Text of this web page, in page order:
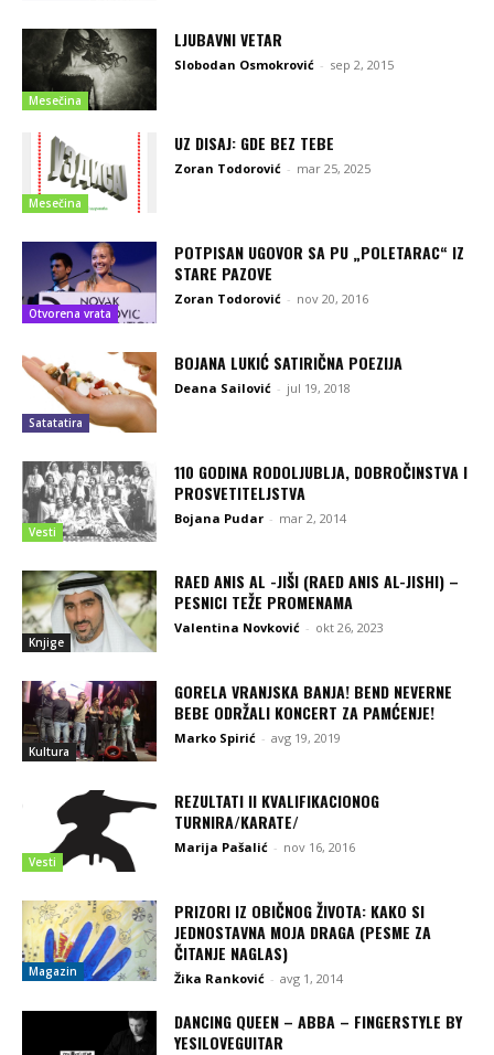
Mesečina
LJUBAVNI VETAR
Slobodan Osmokrović - sep 2, 2015
Mesečina
UZ DISAJ: GDE BEZ TEBE
Zoran Todorović - mar 25, 2025
Otvorena vrata
POTPISAN UGOVOR SA PU „POLETARAC“ IZ
STARE PAZOVE
Zoran Todorović - nov 20, 2016
Satatatira
BOJANA LUKIĆ SATIRIČNA POEZIJA
Deana Sailović - jul 19, 2018
Vesti
110 GODINA RODOLJUBLJA, DOBROČINSTVA I
PROSVETITELJSTVA
Bojana Pudar - mar 2, 2014
Knjige
RAED ANIS AL -JIŠI (RAED ANIS AL-JISHI) –
PESNICI TEŽE PROMENAMA
Valentina Novković - okt 26, 2023
Kultura
GORELA VRANJSKA BANJA! BEND NEVERNE
BEBE ODRŽALI KONCERT ZA PAMĆENJE!
Marko Spirić - avg 19, 2019
Vesti
REZULTATI II KVALIFIKACIONOG
TURNIRA/KARATE/
Marija Pašalić - nov 16, 2016
Magazin
PRIZORI IZ OBIČNOG ŽIVOTA: KAKO SI
JEDNOSTAVNA MOJA DRAGA (PESME ZA
ČITANJE NAGLAS)
Žika Ranković - avg 1, 2014
DANCING QUEEN – ABBA – FINGERSTYLE BY
YESILOVEGUITAR